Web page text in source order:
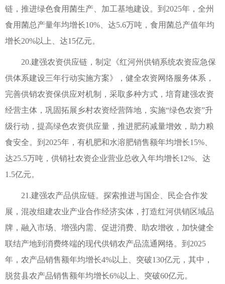
链，推进绿色食用菌生产、加工基地建设。到2025年，全州
食用菌总产量年均增长10%、达5.6万吨，食用菌总产值年均
增长20%以上、达15亿元。
20.建强农资供应链，制定《红河州供销系统农资应急保
供体系建设三年行动实施方案》，健全农资网络服务体系，
完善供销农资保供应对机制，采取多种方式，培育建强农资
经营主体，巩固拓展乡村农资经营阵地，实施“绿色农资”升
级行动，提高绿色农资供应量，推进肥药减量增效，助力粮
食安全。到2025年，有机肥和水溶肥销售额年均增长15%、
达25.5万吨，供销社农资企业营业总收入年均增长12%、达
1.5亿元。
21.建强农产品供应链。探索推进与国企、民企合作发
展，混改组建农业产业合作经济实体，打造红河供销区域品
牌，融入市场、增强内需、促进消费、助农增收，加快健全
联结产地到消费终端的现代供销农产品流通网络。到2025
年，农产品销售额年均增长4%以上、突破130亿元，其中，
脱贫县农产品销售额年均增长6%以上、突破60亿元。